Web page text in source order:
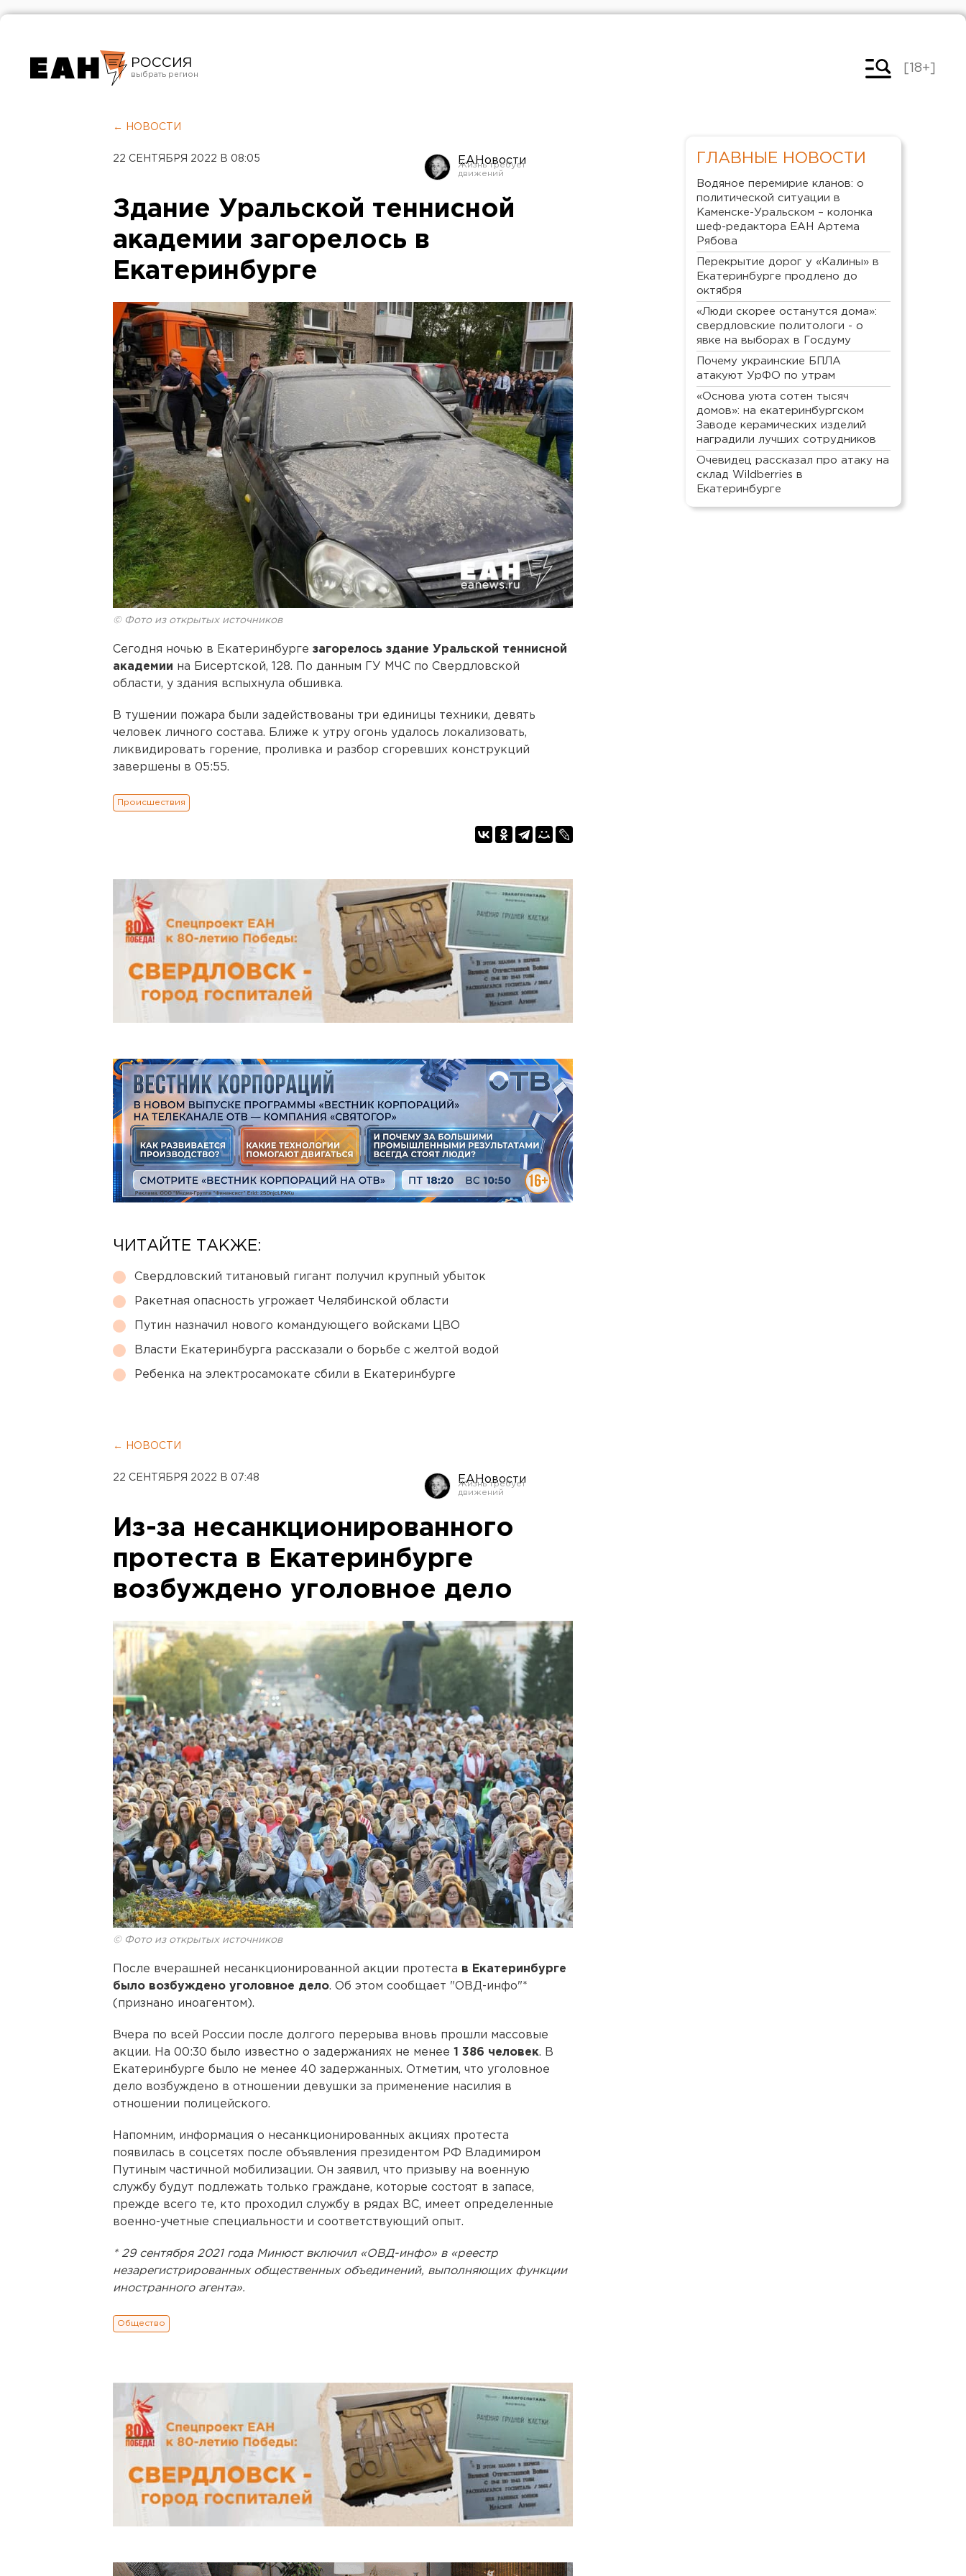
РОССИЯ
Челябинск
[18+]
← НОВОСТИ
22 СЕНТЯБРЯ 2022 В 08:05 ЕАНовости
Здание Уральской теннисной
академии загорелось в
Екатеринбурге
© Фото из открытых источников
Сегодня ночью в Екатеринбурге загорелось здание Уральской теннисной
академии на Бисертской, 128. По данным ГУ МЧС по Свердловской
области, у здания вспыхнула обшивка.
В тушении пожара были задействованы три единицы техники, девять
человек личного состава. Ближе к утру огонь удалось локализовать,
ликвидировать горение, проливка и разбор сгоревших конструкций
завершены в 05:55.
Происшествия
ЧИТАЙТЕ ТАКЖЕ:
Свердловский титановый гигант получил крупный убыток
Ракетная опасность угрожает Челябинской области
Путин назначил нового командующего войсками ЦВО
Власти Екатеринбурга рассказали о борьбе с желтой водой
Ребенка на электросамокате сбили в Екатеринбурге
← НОВОСТИ
22 СЕНТЯБРЯ 2022 В 07:48 ЕАНовости
Из-за несанкционированного
протеста в Екатеринбурге
возбуждено уголовное дело
© Фото из открытых источников
После вчерашней несанкционированной акции протеста в Екатеринбурге
было возбуждено уголовное дело. Об этом сообщает "ОВД-инфо"*
(признано иноагентом).
Вчера по всей России после долгого перерыва вновь прошли массовые
акции. На 00:30 было известно о задержаниях не менее 1 386 человек. В
Екатеринбурге было не менее 40 задержанных. Отметим, что уголовное
дело возбуждено в отношении девушки за применение насилия в
отношении полицейского.
Напомним, информация о несанкционированных акциях протеста
появилась в соцсетях после объявления президентом РФ Владимиром
Путиным частичной мобилизации. Он заявил, что призыву на военную
службу будут подлежать только граждане, которые состоят в запасе,
прежде всего те, кто проходил службу в рядах ВС, имеет определенные
военно-учетные специальности и соответствующий опыт.
* 29 сентября 2021 года Минюст включил «ОВД-инфо» в «реестр
незарегистрированных общественных объединений, выполняющих функции
иностранного агента».
Общество
ГЛАВНЫЕ НОВОСТИ
Водяное перемирие кланов: о
политической ситуации в
Каменске-Уральском – колонка
шеф-редактора ЕАН Артема
Рябова
Перекрытие дорог у «Калины» в
Екатеринбурге продлено до
октября
«Люди скорее останутся дома»:
свердловские политологи - о
явке на выборах в Госдуму
Почему украинские БПЛА
атакуют УрФО по утрам
«Основа уюта сотен тысяч
домов»: на екатеринбургском
Заводе керамических изделий
наградили лучших сотрудников
Очевидец рассказал про атаку на
склад Wildberries в
Екатеринбурге